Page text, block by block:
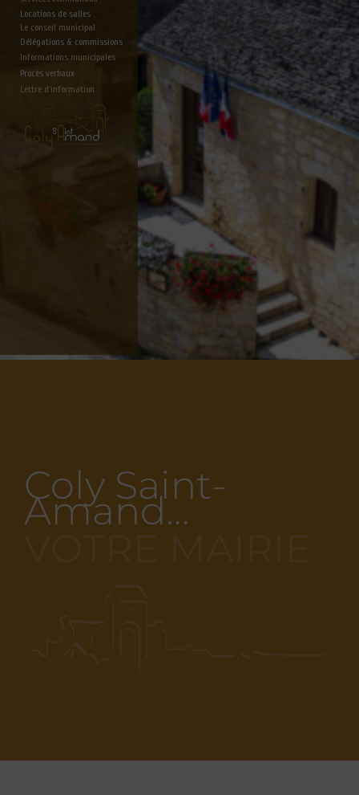
Locations de salles
Le conseil municipal
Délégations & commissions
Informations municipales
Lettre d'information
Procès verbaux
Coly Saint-
Amand…